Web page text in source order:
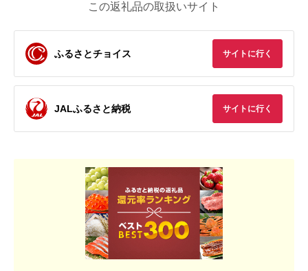
この返礼品の取扱いサイト
ふるさとチョイス サイトに行く
JALふるさと納税 サイトに行く